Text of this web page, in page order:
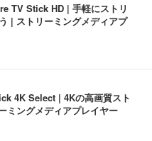
TV Stick HD | 手軽にストリ
| ストリーミングメディアプ
4K Select | 4Kの高画質スト
ミングメディアプレイヤー